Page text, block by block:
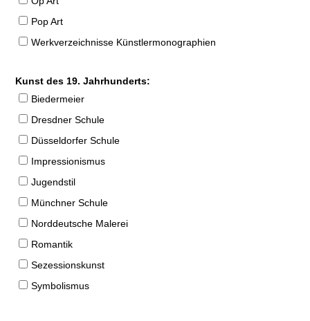
Pop Art
Werkverzeichnisse Künstlermonographien
Kunst des 19. Jahrhunderts:
Biedermeier
Dresdner Schule
Düsseldorfer Schule
Impressionismus
Jugendstil
Münchner Schule
Norddeutsche Malerei
Romantik
Sezessionskunst
Symbolismus